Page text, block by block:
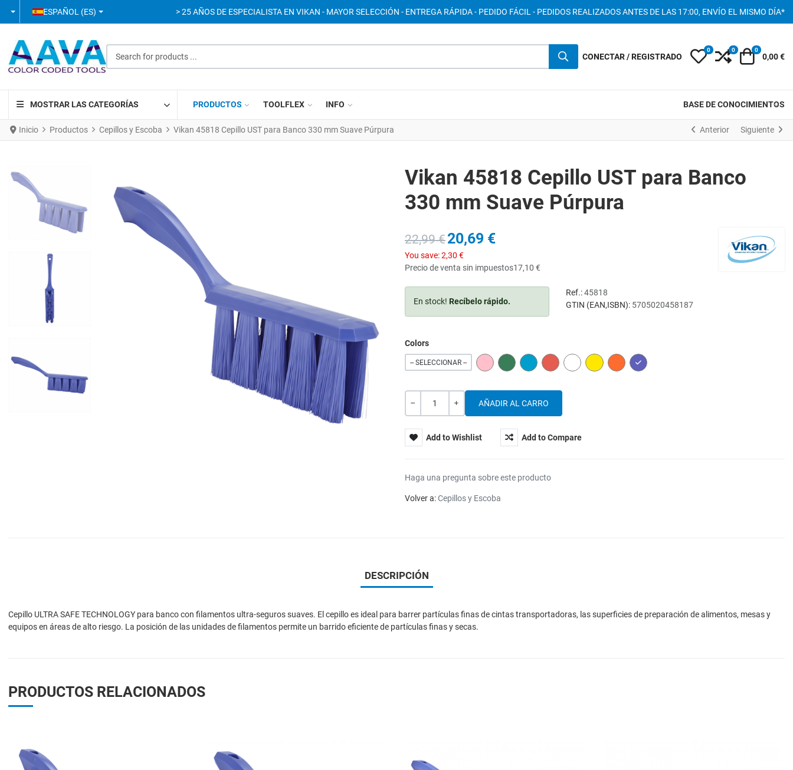
SELECCIONE SU IDIOMA
ESPAÑOL (ES) > 25 AÑOS DE ESPECIALISTA EN VIKAN - MAYOR SELECCIÓN - ENTREGA RÁPIDA - PEDIDO FÁCIL - PEDIDOS REALIZADOS ANTES DE LAS 17:00, ENVÍO EL MISMO DÍA*
CONECTAR / REGISTRADO My Wishlist
0 Compare
0 Carro
0
0,00 €
MOSTRAR LAS CATEGORÍAS PRODUCTOS TOOLFLEX INFO BASE DE CONOCIMIENTOS
Inicio Productos Cepillos y Escoba Vikan 45818 Cepillo UST para Banco 330 mm Suave Púrpura Anterior Siguiente
Vikan 45818 Cepillo UST para Banco
330 mm Suave Púrpura
22,99 €20,69 €
You save:2,30 €
Precio de venta sin impuestos17,10 €
En stock! Recíbelo rápido.
Ref.:45818
GTIN (EAN,ISBN): 5705020458187
Colors
-- SELECCIONAR -- PINK GREEN BLUE RED WHITE YELLOW ORANGEPURPLE
Cantidad
Add to Wishlist Add to Compare
Haga una pregunta sobre este producto
Volver a:Cepillos y Escoba
DESCRIPCIÓN
Cepillo ULTRA SAFE TECHNOLOGY para banco con filamentos ultra-seguros suaves. El cepillo es ideal para barrer partículas finas de cintas transportadoras, las superficies de preparación de alimentos, mesas y
equipos en áreas de alto riesgo. La posición de las unidades de filamentos permite un barrido eficiente de partículas finas y secas.
PRODUCTOS RELACIONADOS
Add to Wishlist